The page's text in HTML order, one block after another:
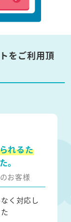
をご利用頂
れるた
。
お客様
く対応し